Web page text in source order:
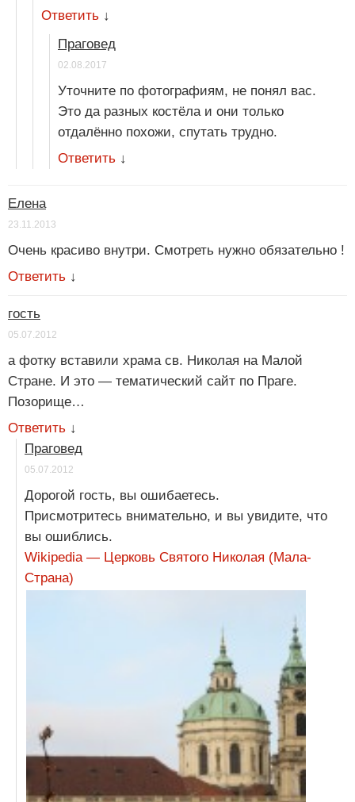
Ответить ↓
Праговед
02.08.2017
Уточните по фотографиям, не понял вас.
Это да разных костёла и они только
отдалённо похожи, спутать трудно.
Ответить ↓
Елена
23.11.2013
Очень красиво внутри. Смотреть нужно обязательно !
Ответить ↓
гость
05.07.2012
а фотку вставили храма св. Николая на Малой
Стране. И это — тематический сайт по Праге.
Позорище…
Ответить ↓
Праговед
05.07.2012
Дорогой гость, вы ошибаетесь.
Присмотритесь внимательно, и вы увидите, что
вы ошиблись.
Wikipedia — Церковь Святого Николая (Мала-
Страна)